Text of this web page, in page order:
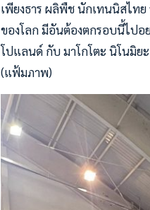
เพียงธาร ผลิพืช นักเทนนิสไท
ของโลก มีอันต้องตกรอบนี้ไปอ
โปแลนด์ กับ มาโกโตะ นิโนมิย
(แฟ้มภาพ)